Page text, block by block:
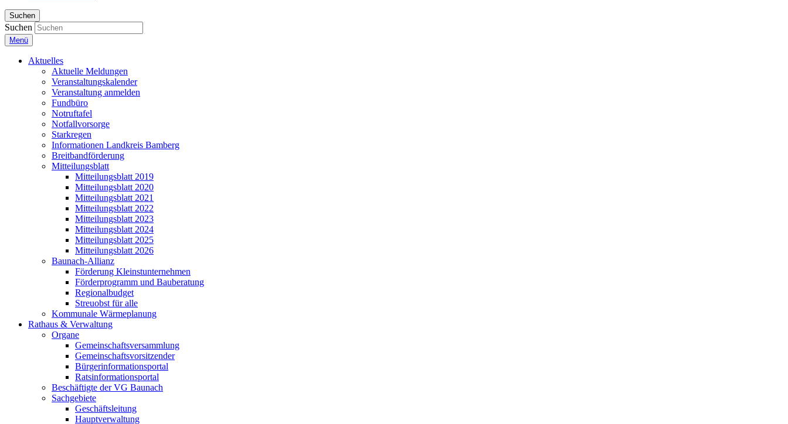
Suchen
Suchen
Menü
Aktuelles
Aktuelle Meldungen
Veranstaltungskalender
Veranstaltung anmelden
Fundbüro
Notruftafel
Notfallvorsorge
Starkregen
Informationen Landkreis Bamberg
Breitbandförderung
Mitteilungsblatt
Mitteilungsblatt 2019
Mitteilungsblatt 2020
Mitteilungsblatt 2021
Mitteilungsblatt 2022
Mitteilungsblatt 2023
Mitteilungsblatt 2024
Mitteilungsblatt 2025
Mitteilungsblatt 2026
Baunach-Allianz
Förderung Kleinstunternehmen
Förderprogramm und Bauberatung
Regionalbudget
Streuobst für alle
Kommunale Wärmeplanung
Rathaus & Verwaltung
Organe
Gemeinschaftsversammlung
Gemeinschaftsvorsitzender
Bürgerinformationsportal
Ratsinformationsportal
Beschäftigte der VG Baunach
Sachgebiete
Geschäftsleitung
Hauptverwaltung